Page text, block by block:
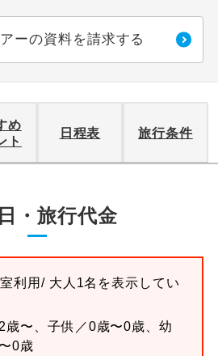
ーの資料を請求する
め
ト
日程表 旅行条件
・旅行代金
利用/ 大人1名を表示してい
歳〜、子供／0歳〜0歳、幼
0歳
紹介するホテルを指定したコースで
。